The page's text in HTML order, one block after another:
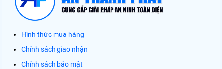
Hình thức mua hàng
Chính sách giao nhận
Chính sách bảo mật